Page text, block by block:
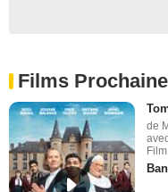
Films
de